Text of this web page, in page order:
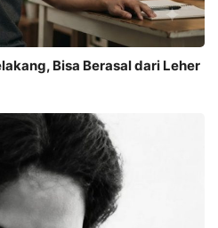
Bisa Berasal dari Leher